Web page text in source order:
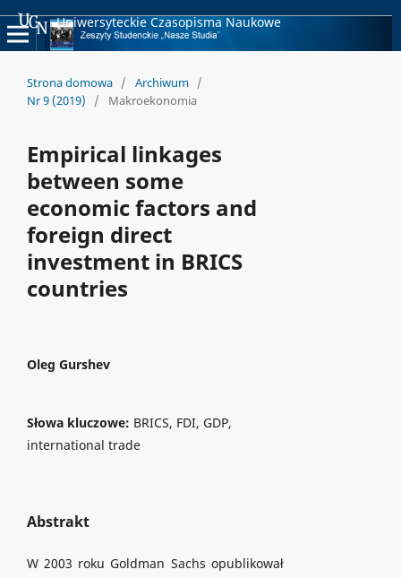
Uniwersyteckie Czasopisma Naukowe
Strona domowa / Archiwum /
Nr 9 (2019)
/ Makroekonomia
Empirical linkages
between some
economic factors and
foreign direct
investment in BRICS
countries
Oleg Gurshev
Słowa kluczowe: BRICS, FDI, GDP,
international trade
Abstrakt
W 2003 roku Goldman Sachs opublikował